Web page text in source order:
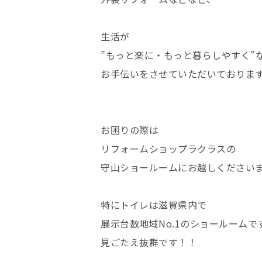
生活が
”もっと楽に・もっと暮らしやすく”
お手伝いをさせていただいております
お困りの際は
リフォームショップラクラスの
守山ショールームにお越しください
特にトイレは滋賀県内で
展示台数地域No.1のショールームで
見ごたえ抜群です！！